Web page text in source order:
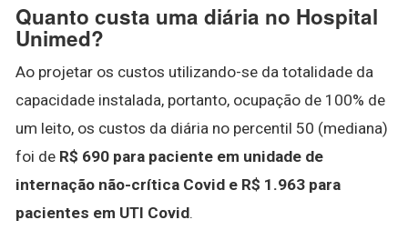
Quanto custa uma diária no Hospital
Unimed?
Ao projetar os custos utilizando-se da totalidade da
capacidade instalada, portanto, ocupação de 100% de
um leito, os custos da diária no percentil 50 (mediana)
foi de R$ 690 para paciente em unidade de
internação não-crítica Covid e R$ 1.963 para
pacientes em UTI Covid.